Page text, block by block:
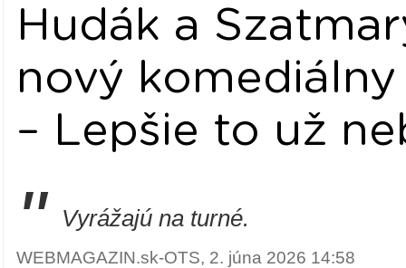
Hudák a
nový
– Lepšie to už
" Vyrážajú na turné.
WEBMAGAZIN.sk-OTS, 2. júna 2026 14:58